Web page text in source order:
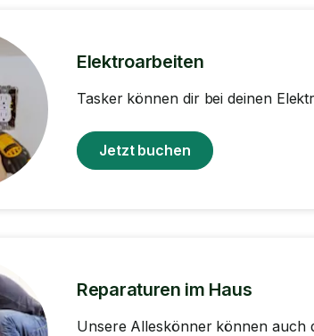
Elektroarbeiten
Tasker können dir bei deinen
Jetzt buchen
Reparaturen im Haus
Unsere Alleskönner können auch